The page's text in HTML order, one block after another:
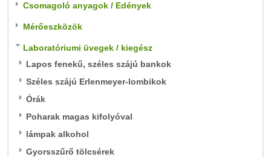
Csomagoló anyagok / Edények
Mérőeszközök
Laboratóriumi üvegek / kiegész
Lapos fenekű, széles szájú bankok
Széles szájú Erlenmeyer-lombikok
Órák
Poharak magas kifolyóval
lámpak alkohol
Gyorsszűrő tölcsérek